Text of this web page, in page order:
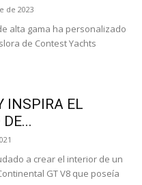
de 2023
alta gama ha personalizado
de Contest Yachts
INSPIRA EL
a crear el interior de un
GT V8 que poseía